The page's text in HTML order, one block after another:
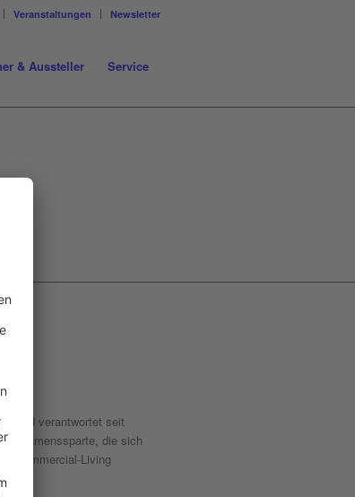
Veranstaltungen Newsletter
& Aussteller Service
und verantwortet seit
die sich
Commercial-Living